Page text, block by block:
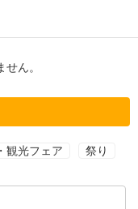
ん。
観光フェア 祭り